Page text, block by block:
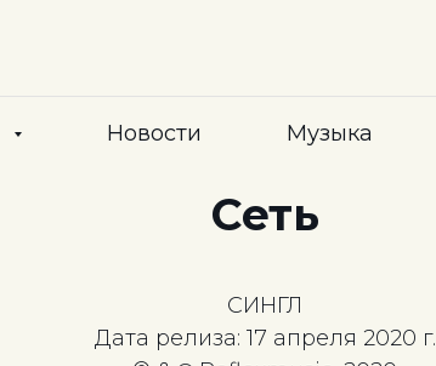
Новости Музыка
Сеть
СИНГЛ
Дата релиза: 17 апреля 2020 г.